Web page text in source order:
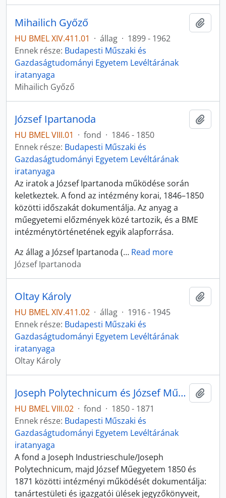
Mihailich Győző
HU BMEL XIV.411.01 · állag · 1899 - 1962
Ennek része: Budapesti Műszaki és
Gazdaságtudományi Egyetem Levéltárának
iratanyaga
Mihailich Győző
József Ipartanoda
HU BMEL VIII.01 · fond · 1846 - 1850
Ennek része: Budapesti Műszaki és
Gazdaságtudományi Egyetem Levéltárának
iratanyaga
Az iratok a József Ipartanoda működése során
keletkeztek. A fond az intézmény korai, 1846–1850
közötti időszakát dokumentálja. Az anyag a
műegyetemi előzmények közé tartozik, és a BME
intézménytörténetének egyik alapforrása.
Az állag a József Ipartanoda (… Read more
József Ipartanoda
Oltay Károly
HU BMEL XIV.411.02 · állag · 1916 - 1945
Ennek része: Budapesti Műszaki és
Gazdaságtudományi Egyetem Levéltárának
iratanyaga
Oltay Károly
Joseph Polytechnicum és József Műegyetem
HU BMEL VIII.02 · fond · 1850 - 1871
Ennek része: Budapesti Műszaki és
Gazdaságtudományi Egyetem Levéltárának
iratanyaga
A fond a Joseph Industrieschule/Joseph
Polytechnicum, majd József Műegyetem 1850 és
1871 közötti intézményi működését dokumentálja:
tanártestületi és igazgatói ülések jegyzőkönyveit,